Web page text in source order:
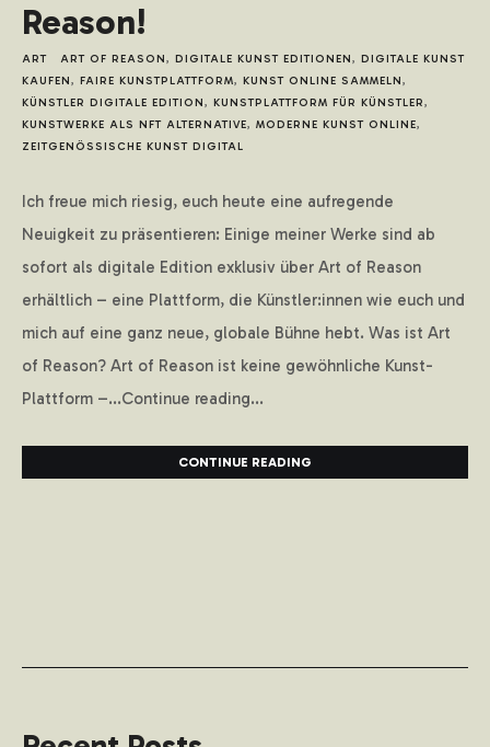
Reason!
ART ART OF REASON, DIGITALE KUNST EDITIONEN, DIGITALE KUNST
KAUFEN, FAIRE KUNSTPLATTFORM, KUNST ONLINE SAMMELN,
KÜNSTLER DIGITALE EDITION, KUNSTPLATTFORM FÜR KÜNSTLER,
KUNSTWERKE ALS NFT ALTERNATIVE, MODERNE KUNST ONLINE,
ZEITGENÖSSISCHE KUNST DIGITAL
Ich freue mich riesig, euch heute eine aufregende
Neuigkeit zu präsentieren: Einige meiner Werke sind ab
sofort als digitale Edition exklusiv über Art of Reason
erhältlich – eine Plattform, die Künstler:innen wie euch und
mich auf eine ganz neue, globale Bühne hebt. Was ist Art
of Reason? Art of Reason ist keine gewöhnliche Kunst-
Plattform –...Continue reading...
CONTINUE READING